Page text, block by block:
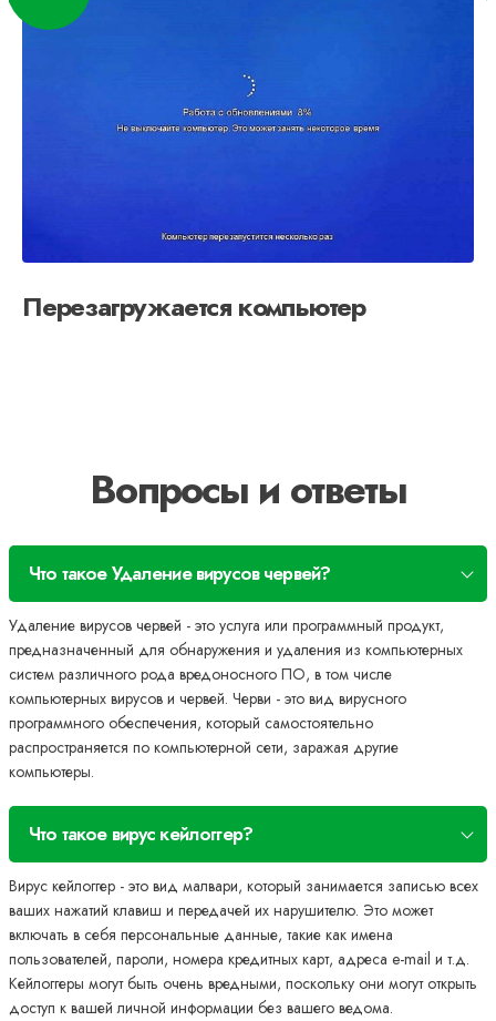
Перезагружается компьютер
Вопросы и ответы
Что такое Удаление вирусов червей?
Удаление вирусов червей - это услуга или программный продукт,
предназначенный для обнаружения и удаления из компьютерных
систем различного рода вредоносного ПО, в том числе
компьютерных вирусов и червей. Черви - это вид вирусного
программного обеспечения, который самостоятельно
распространяется по компьютерной сети, заражая другие
компьютеры.
Что такое вирус кейлоггер?
Вирус кейлоггер - это вид малвари, который занимается записью всех
ваших нажатий клавиш и передачей их нарушителю. Это может
включать в себя персональные данные, такие как имена
пользователей, пароли, номера кредитных карт, адреса e-mail и т.д.
Кейлоггеры могут быть очень вредными, поскольку они могут открыть
доступ к вашей личной информации без вашего ведома.